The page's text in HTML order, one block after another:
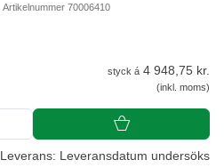
Artikelnummer 70006410
styck á 4 948,75 kr.
(inkl. moms)
Leverans: Leveransdatum undersöks